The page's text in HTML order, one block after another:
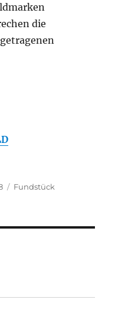
die
Categories
Fundstück